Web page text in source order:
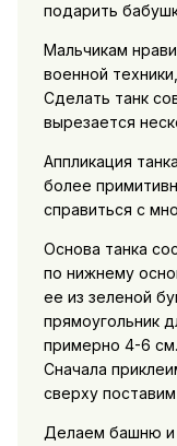
подарить
Мальчикам
военной
Сделать танк
вырезается
Аппликация
более
справиться с
Основа танка
по нижнему
ее из зеленой
прямоугольник
примерно 4-6 см.
Сначала
сверху
Делаем башню и